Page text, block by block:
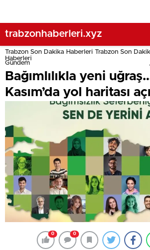
trabzonhaberleri.xyz
Trabzon Son Dakika Haberleri Trabzon Son
Haberleri
Gündem
Bağımlılıkla yeni
Kasım’da yol haritası
0 0